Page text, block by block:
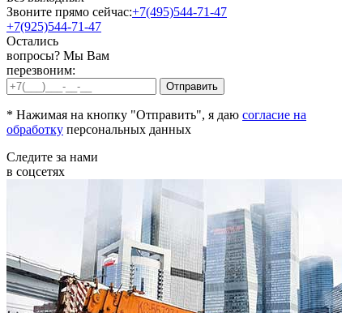
Звоните прямо сейчас:+7(495)544-71-47
+7(925)544-71-47
Остались
вопросы? Мы Вам
перезвоним:
* Нажимая на кнопку "Отправить", я даю согласие на
обработку персональных данных
Следите за нами
в соцсетях